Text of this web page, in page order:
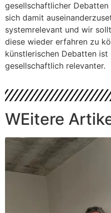
gesellschaftlicher Debatten
sich damit
systemrelevant und wir
diese wieder erfahren zu
künstlerischen Debatten ist
gesellschaftlich relevanter.
WEitere